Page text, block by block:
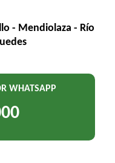
- Mendiolaza - Río
WHATSAPP